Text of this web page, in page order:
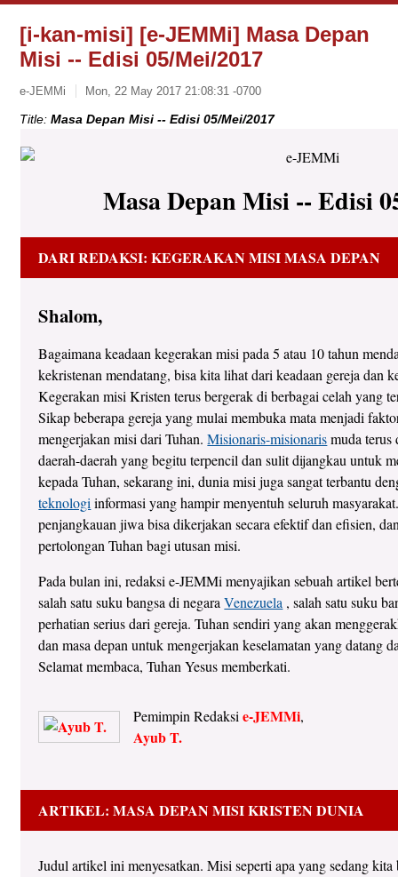
[i-kan-misi] [e-JEMMi] Masa Depan
Misi -- Edisi 05/Mei/2017
e-JEMMi Mon, 22 May 2017 21:08:31 -0700
Title:Masa Depan Misi -- Edisi 05/Mei/2017
Masa Depan Misi -- Edisi
DARI REDAKSI: KEGERAKAN MISI MASA DEPAN
Shalom,
Bagaimana keadaan kegerakan misi pada 5 atau 10 tahun
kekristenan mendatang, bisa kita lihat dari keadaan gereja dan
Kegerakan misi Kristen terus bergerak di berbagai celah yang
Sikap beberapa gereja yang mulai membuka mata menjadi
mengerjakan misi dari Tuhan.Misionaris-misionarismuda
daerah-daerah yang begitu terpencil dan sulit dijangkau untuk
kepada Tuhan, sekarang ini, dunia misi juga sangat terbantu
teknologi informasi yang hampir menyentuh seluruh
penjangkauan jiwa bisa dikerjakan secara efektif dan efisien,
pertolongan Tuhan bagi utusan misi.
Pada bulan ini, redaksi e-JEMMi menyajikan sebuah artikel
salah satu suku bangsa di negaraVenezuela , salah satu suku
perhatian serius dari gereja. Tuhan sendiri yang akan
dan masa depan untuk mengerjakan keselamatan yang datang
Selamat membaca, Tuhan Yesus memberkati.
Pemimpin Redaksie-JEMMi,
Ayub T.
ARTIKEL: MASA DEPAN MISI KRISTEN DUNIA
Judul artikel ini menyesatkan. Misi seperti apa yang sedang